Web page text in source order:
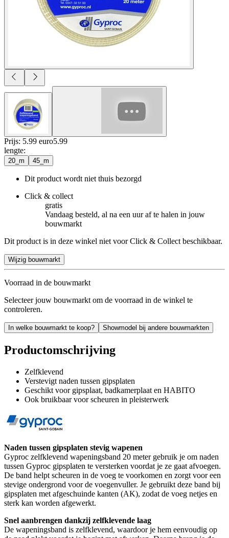
Prijs: 5.99 euro5.99
lengte:
20_m 45_m
Dit product wordt niet thuis bezorgd
Click & collect
gratis
Vandaag besteld, al na een uur af te halen in jouw
bouwmarkt
Dit product is in deze winkel niet voor Click & Collect beschikbaar.
Wijzig bouwmarkt
Voorraad in de bouwmarkt
Selecteer jouw bouwmarkt om de voorraad in de winkel te
controleren.
In welke bouwmarkt te koop? Showmodel bij andere bouwmarkten
Productomschrijving
Zelfklevend
Verstevigt naden tussen gipsplaten
Geschikt voor gipsplaat, badkamerplaat en HABITO
Ook bruikbaar voor scheuren in pleisterwerk
Naden tussen gipsplaten stevig wapenen
Gyproc zelfklevend wapeningsband 20 meter gebruik je om naden
tussen Gyproc gipsplaten te versterken voordat je ze gaat afvoegen.
De band helpt scheuren in de voeg te voorkomen en zorgt voor een
stevige ondergrond voor de voegenvuller. Je gebruikt deze band bij
gipsplaten met afgeschuinde kanten (AK), zodat de voeg netjes en
sterk kan worden afgewerkt.
Snel aanbrengen dankzij zelfklevende laag
De wapeningsband is zelfklevend, waardoor je hem eenvoudig op